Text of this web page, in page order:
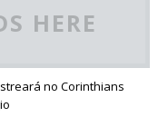
HERE
no Corinthians